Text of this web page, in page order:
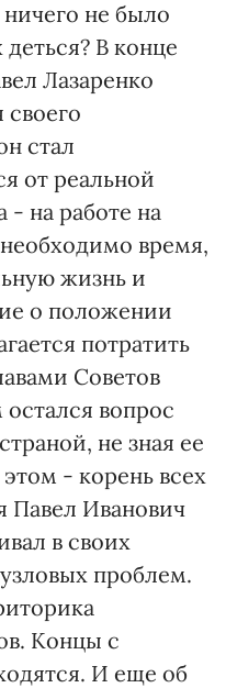
не было
В конце
Лазаренко
своего
стал
от реальной
- на работе на
время,
жизнь и
о положении
потратить
Советов
вопрос
не зная ее
- корень всех
Павел Иванович
в своих
проблем.
Концы с
И еще об